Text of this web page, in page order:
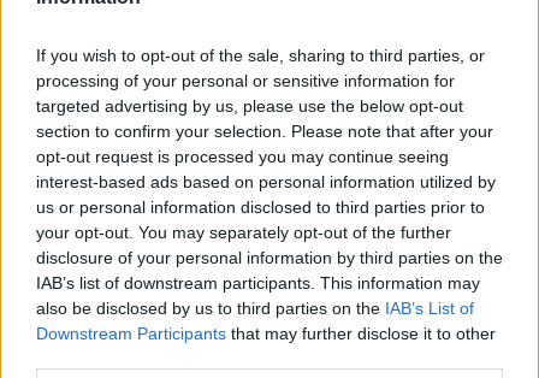
If you wish to opt-out of the sale, sharing to third parties, or
processing of your personal or sensitive information for
targeted advertising by us, please use the below opt-out
section to confirm your selection. Please note that after your
opt-out request is processed you may continue seeing
interest-based ads based on personal information utilized by
us or personal information disclosed to third parties prior to
your opt-out. You may separately opt-out of the further
disclosure of your personal information by third parties on the
IAB’s list of downstream participants. This information may
also be disclosed by us to third parties on the IAB’s List of
Downstream Participants that may further disclose it to other
Identifica y elimina suscripciones, fees y compras impulsivas
Marta Ruiz · 8 Ago 2026
FINANZAS